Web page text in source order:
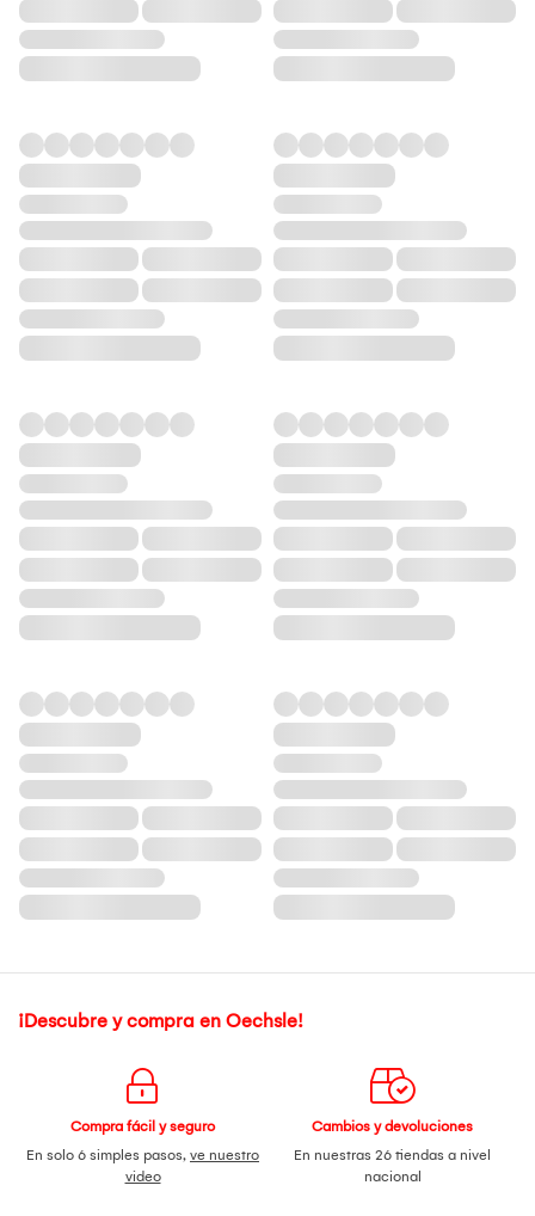
¡Descubre y compra en Oechsle!
Compra fácil y seguro
En solo 6 simples pasos, ve nuestro
video
Cambios y devoluciones
En nuestras 26 tiendas a nivel
nacional